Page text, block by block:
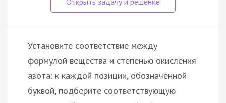
Установите соответствие между
формулой вещества и степенью окисления
азота: к каждой позиции, обозначенной
буквой, подберите соответствующую